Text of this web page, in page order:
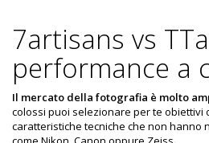
7artisans vs
performance a
Il mercato della fotografia è molto
colossi puoi selezionare per te obiettivi
caratteristiche tecniche che non hanno